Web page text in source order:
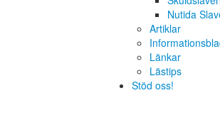
Nutida
Artiklar
Länkar
Lästips
Stöd oss!